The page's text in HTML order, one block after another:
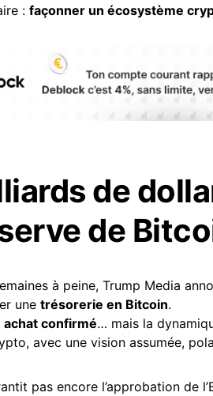
: façonner un écosystème
de
de
à peine, Trump Media
une trésorerie en Bitcoin.
achat confirmé… mais la
avec une vision assumée,
pas encore l’approbation de